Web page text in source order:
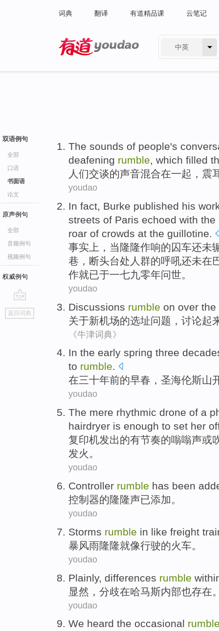
词典 翻译 有道精品课 云笔记
中英
双语例句
全部
口语
书面语
论文
原声例句
全部
音频例句
视频例句
权威例句
go
top
返回词典
The sounds of people's
deafening rumble, which filled
人们交谈的声音混合在一起 ， 震
youdao
In fact, Burke published his
streets of Paris echoed with the
roar of crowds at the guillotine.
事实上 ，当 隆隆作响的囚车还未
巷， 断头台处 人群的呼吼还未在
作就已于一七九零年问世。
youdao
Discussions rumble on over the
关于新机场的选址问题， 讨论起
《牛津词典》
In the early spring three
to rumble.
在三十年前的早春 ， 圣海伦斯山
youdao
The mere rhythmic drone of a
hairdryer is enough to set her
复印机发出的有节奏的嗡嗡声或
发火。
youdao
Controller rumble has been
控制器的隆隆声已添加。
youdao
Storms rumble in like freight
暴风雨隆隆就像行驶的火车。
youdao
Plainly, differences rumble
显然 ， 分歧在哈马斯内部也存在
youdao
We heard the occasional